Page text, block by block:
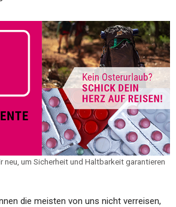
um Sicherheit und Haltbarkeit garantieren
die meisten von uns nicht verreisen,